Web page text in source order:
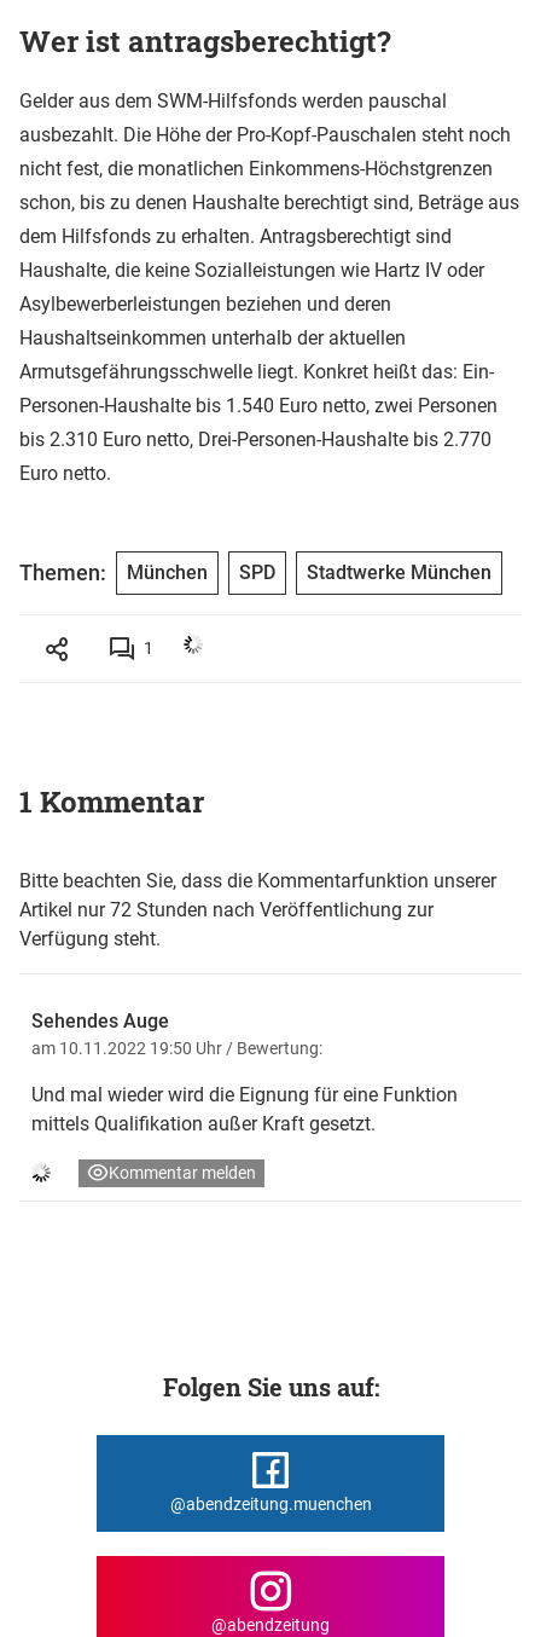
Wer ist antragsberechtigt?
Gelder aus dem SWM-Hilfsfonds werden pauschal
ausbezahlt. Die Höhe der Pro-Kopf-Pauschalen steht noch
nicht fest, die monatlichen Einkommens-Höchstgrenzen
schon, bis zu denen Haushalte berechtigt sind, Beträge aus
dem Hilfsfonds zu erhalten. Antragsberechtigt sind
Haushalte, die keine Sozialleistungen wie Hartz IV oder
Asylbewerberleistungen beziehen und deren
Haushaltseinkommen unterhalb der aktuellen
Armutsgefährungsschwelle liegt. Konkret heißt das: Ein-
Personen-Haushalte bis 1.540 Euro netto, zwei Personen
bis 2.310 Euro netto, Drei-Personen-Haushalte bis 2.770
Euro netto.
Themen: München SPD Stadtwerke München
1
1 Kommentar
Bitte beachten Sie, dass die Kommentarfunktion unserer
Artikel nur 72 Stunden nach Veröffentlichung zur
Verfügung steht.
Sehendes Auge
am 10.11.2022 19:50 Uhr / Bewertung:
Und mal wieder wird die Eignung für eine Funktion
mittels Qualifikation außer Kraft gesetzt.
Kommentar melden
Folgen Sie uns auf:
@abendzeitung.muenchen
@abendzeitung